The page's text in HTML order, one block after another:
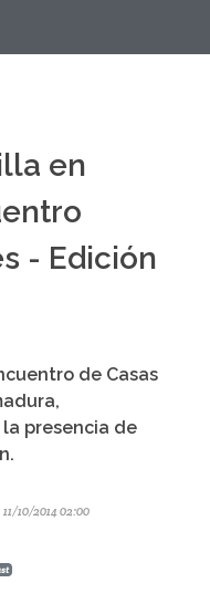
en
- Edición
de Casas
presencia de
11/10/2014 02:00